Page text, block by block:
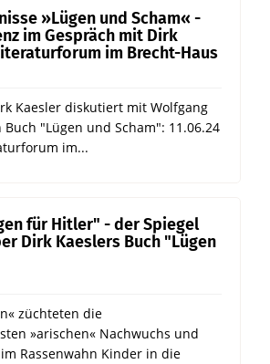
»Lügen und Scham« -
im Gespräch mit Dirk
im Brecht-Haus
Kaesler diskutiert mit Wolfgang
Buch "Lügen und Scham": 11.06.24
im...
für Hitler" - der Spiegel
Dirk Kaeslers Buch "Lügen
züchteten die
»arischen« Nachwuchs und
Rassenwahn Kinder in die